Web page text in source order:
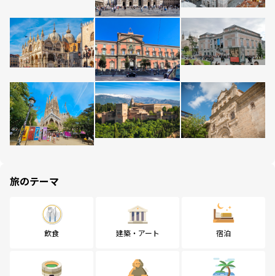
旅のテーマ
飲食 建築・アート 宿泊